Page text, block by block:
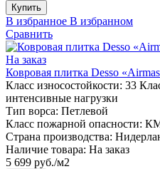
Купить
В избранное В избранном
Сравнить
На заказ
Ковровая плитка Desso
Класс износостойкости: 33
интенсивные нагрузки
Тип ворса: Петлевой
Класс пожарной опасности:
Страна производства:
Наличие товара: На заказ
5 699 руб./м2